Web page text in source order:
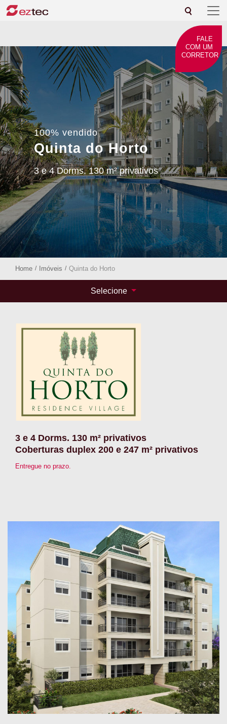
FALE
COM UM
CORRETOR
100% vendido
Quinta do Horto
3 e 4 Dorms. 130 m² privativos
Home / Imóveis / Quinta do Horto
Selecione
3 e 4 Dorms. 130 m² privativos
Coberturas duplex 200 e 247 m² privativos
Entregue no prazo.